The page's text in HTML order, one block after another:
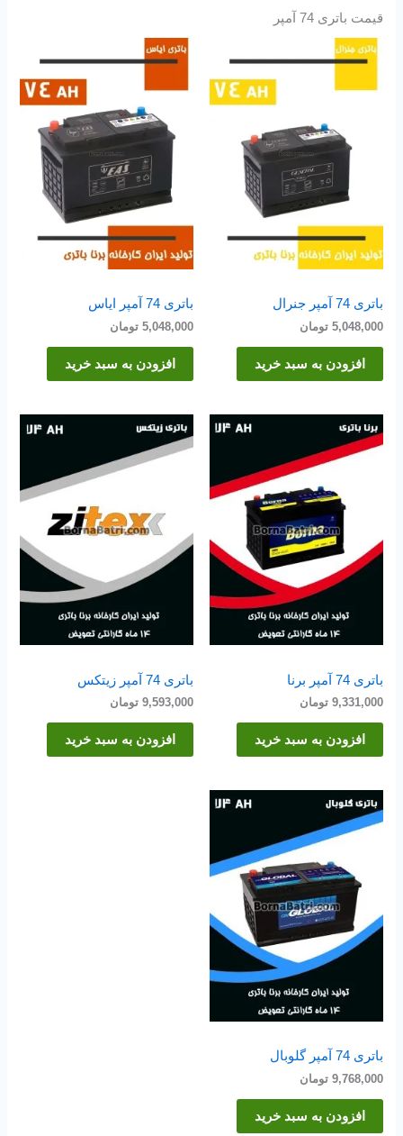
قیمت باتری 74 آمپر
باتری 74 آمپر جنرال
5,048,000 تومان
افزودن به سبد خرید
باتری 74 آمپر ایاس
5,048,000 تومان
افزودن به سبد خرید
باتری 74 آمپر برنا
9,331,000 تومان
افزودن به سبد خرید
باتری 74 آمپر زیتکس
9,593,000 تومان
افزودن به سبد خرید
باتری 74 آمپر گلوبال
9,768,000 تومان
افزودن به سبد خرید